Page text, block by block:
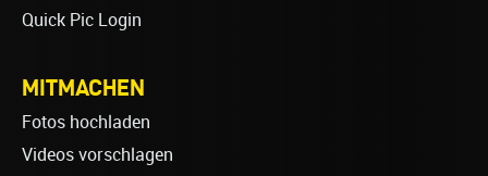
Quick Pic Login
MITMACHEN
Fotos hochladen
Videos vorschlagen